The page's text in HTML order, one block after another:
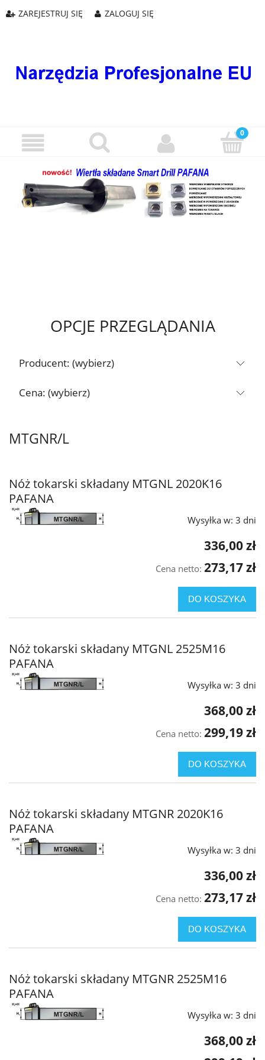
ZAREJESTRUJ SIĘ ZALOGUJ SIĘ
OPCJE PRZEGLĄDANIA
Producent: (wybierz)
Cena: (wybierz)
MTGNR/L
Nóż tokarski składany MTGNL 2020K16
PAFANA
Wysyłka w: 3 dni
336,00 zł
Cena netto: 273,17 zł
DO KOSZYKA
Nóż tokarski składany MTGNL 2525M16
PAFANA
Wysyłka w: 3 dni
368,00 zł
Cena netto: 299,19 zł
DO KOSZYKA
Nóż tokarski składany MTGNR 2020K16
PAFANA
Wysyłka w: 3 dni
336,00 zł
Cena netto: 273,17 zł
DO KOSZYKA
Nóż tokarski składany MTGNR 2525M16
PAFANA
Wysyłka w: 3 dni
368,00 zł